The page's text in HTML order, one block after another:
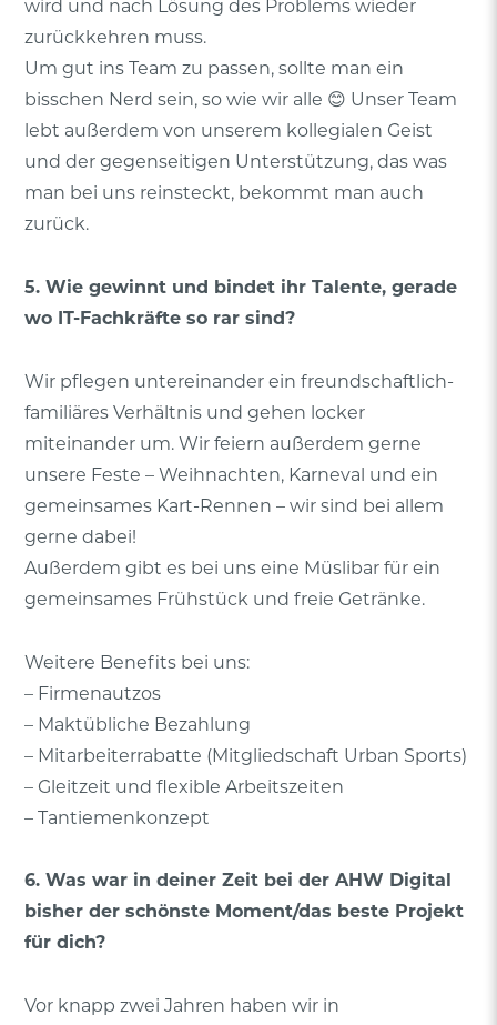
wird und nach Lösung des Problems wieder
zurückkehren muss.
Um gut ins Team zu passen, sollte man ein
bisschen Nerd sein, so wie wir alle 😊 Unser Team
lebt außerdem von unserem kollegialen Geist
und der gegenseitigen Unterstützung, das was
man bei uns reinsteckt, bekommt man auch
zurück.
5. Wie gewinnt und bindet ihr Talente, gerade
wo IT-Fachkräfte so rar sind?
Wir pflegen untereinander ein freundschaftlich-
familiäres Verhältnis und gehen locker
miteinander um. Wir feiern außerdem gerne
unsere Feste – Weihnachten, Karneval und ein
gemeinsames Kart-Rennen – wir sind bei allem
gerne dabei!
Außerdem gibt es bei uns eine Müslibar für ein
gemeinsames Frühstück und freie Getränke.
Weitere Benefits bei uns:
– Firmenautzos
– Maktübliche Bezahlung
– Mitarbeiterrabatte (Mitgliedschaft Urban Sports)
– Gleitzeit und flexible Arbeitszeiten
– Tantiemenkonzept
6. Was war in deiner Zeit bei der AHW Digital
bisher der schönste Moment/das beste Projekt
für dich?
Vor knapp zwei Jahren haben wir in